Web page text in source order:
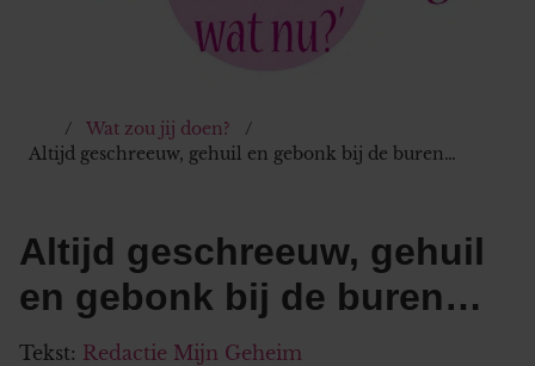
Wat zou jij doen?
Altijd geschreeuw, gehuil en gebonk bij de buren…
Altijd geschreeuw, gehuil
en gebonk bij de buren…
Tekst: Redactie Mijn Geheim